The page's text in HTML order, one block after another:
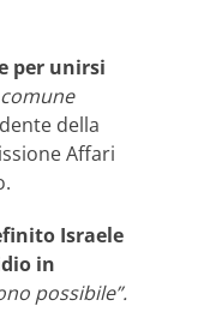
per unirsi
della
Affari
Israele
in
possibile”.